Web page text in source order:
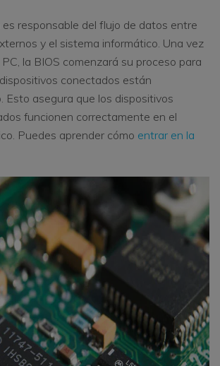
es responsable del flujo de datos entre
y el sistema informático. Una vez
la BIOS comenzará su proceso para
conectados están
Esto asegura que los dispositivos
funcionen correctamente en el
Puedes aprender cómo entrar en la